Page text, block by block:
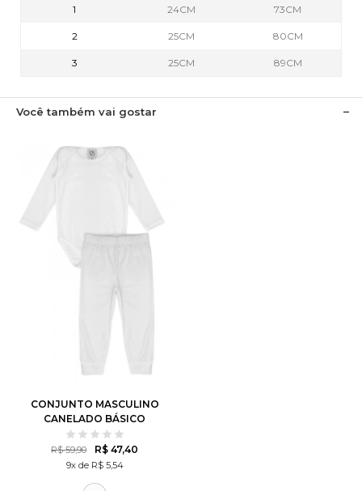
1 24CM 73CM
2 25CM 80CM
3 25CM 89CM
Você também vai gostar
CONJUNTO MASCULINO
CANELADO BÁSICO
R$ 59,90 R$ 47,40
9x de R$ 5,54